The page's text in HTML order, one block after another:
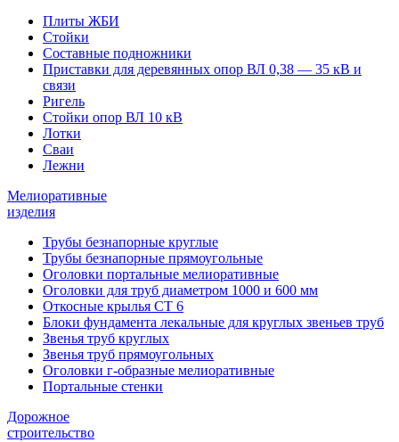
Плиты ЖБИ
Стойки
Составные подножники
Приставки для деревянных опор ВЛ 0,38 — 35 кВ и
связи
Ригель
Стойки опор ВЛ 10 кВ
Лотки
Сваи
Лежни
Мелиоративные
изделия
Трубы безнапорные круглые
Трубы безнапорные прямоугольные
Оголовки портальные мелиоративные
Оголовки для труб диаметром 1000 и 600 мм
Откосные крылья СТ 6
Блоки фундамента лекальные для круглых звеньев труб
Звенья труб круглых
Звенья труб прямоугольных
Оголовки г-образные мелиоративные
Портальные стенки
Дорожное
строительство